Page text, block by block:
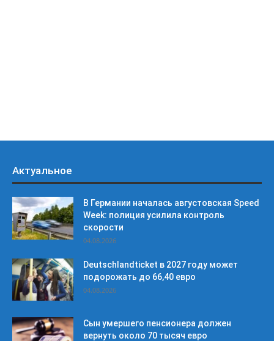
Актуальное
В Германии началась августовская Speed
Week: полиция усилила контроль
скорости
04.08.2026
Deutschlandticket в 2027 году может
подорожать до 66,40 евро
04.08.2026
Сын умершего пенсионера должен
вернуть около 70 тысяч евро